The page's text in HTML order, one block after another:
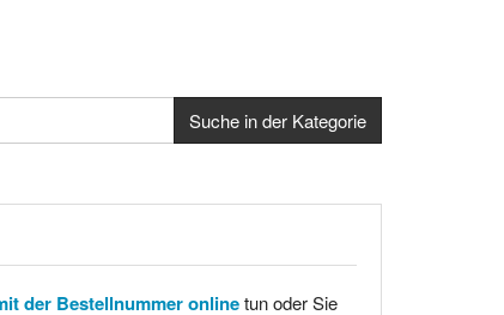
der Bestellnummer onlinetun oder Sie